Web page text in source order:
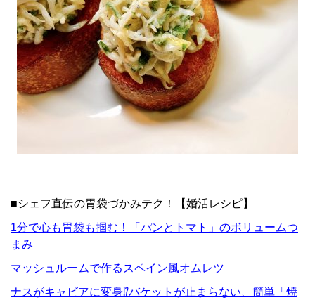
■シェフ直伝の胃袋づかみテク！【婚活レシピ】
1分で心も胃袋も掴む！「パンとトマト」のボリュームつ
まみ
マッシュルームで作るスペイン風オムレツ
ナスがキャビアに変身⁉バケットが止まらない、簡単「焼